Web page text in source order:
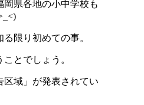
県各地の小中学校も
る限り初めての事。
とでしょう。
区域」が発表されてい